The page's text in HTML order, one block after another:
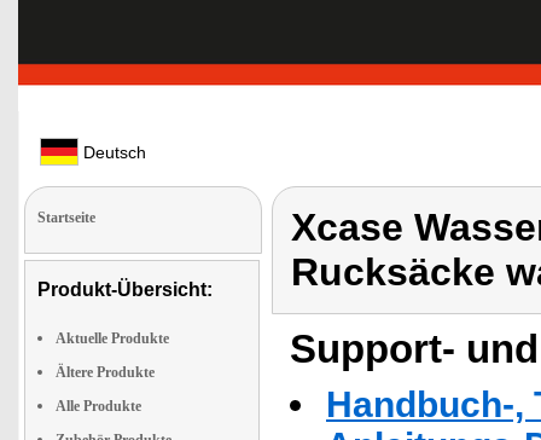
Deutsch
Startseite
Produkt-Übersicht:
Aktuelle Produkte
Ältere Produkte
Alle Produkte
Xcase
Rucksäcke
Support-
Handbuch-,